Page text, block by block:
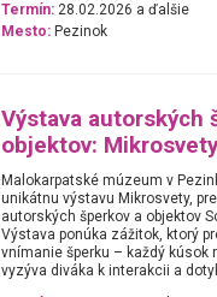
Termín: 28.02.2026 a ďalšie
Mesto: Pezinok
Výstava autorských
objektov:
Malokarpatské múzeum v
unikátnu výstavu Mikrosvety,
autorských šperkov a objektov
Výstava ponúka zážitok, ktorý
vnímanie šperku – každý kúsok
vyzýva diváka k interakcii a